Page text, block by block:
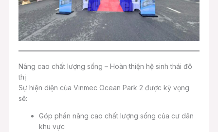
Nâng cao chất lượng sống – Hoàn thiện hệ sinh thái đô
thị
Sự hiện diện của Vinmec Ocean Park 2 được kỳ vọng
sẽ:
Góp phần nâng cao chất lượng sống của cư dân
khu vực